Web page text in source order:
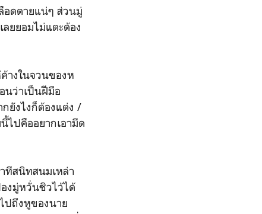
อดตายแน่ๆ ส่วนมู่
ยยอมไม่แตะต้อง
างในจวนของห
นว่าเป็นฝีมือ
ยังไงก็ต้องแต่ง /
ไปคืออยากเอามีด
สนิทสนมเหล่า
งมู่หวั่นชิวไว้ได้
ปถึงหูของนาย